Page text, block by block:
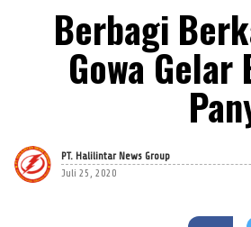
Berbagi
Gowa
PT. Halilintar News Group
Juli 25, 2020